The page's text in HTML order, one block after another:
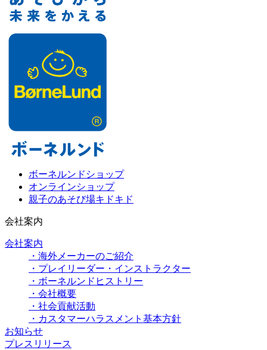
ボーネルンドショップ
オンラインショップ
親子のあそび場キドキド
会社案内
会社案内
・海外メーカーのご紹介
・プレイリーダー・インストラクター
・ボーネルンドヒストリー
・会社概要
・社会貢献活動
・カスタマーハラスメント基本方針
お知らせ
プレスリリース